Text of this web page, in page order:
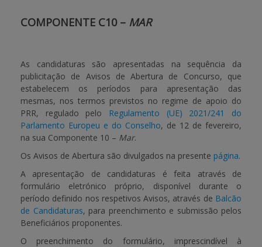
COMPONENTE C10 – MAR
As candidaturas são apresentadas na sequência da
publicitação de Avisos de Abertura de Concurso, que
estabelecem os períodos para apresentação das
mesmas, nos termos previstos no regime de apoio do
PRR, regulado pelo
Regulamento (UE) 2021/241 do
Parlamento Europeu e do Conselho, de 12 de fevereiro,
na sua Componente 10 – Mar.
Os Avisos de Abertura são divulgados na presente página.
A apresentação de candidaturas é feita através de
formulário eletrónico próprio, disponível durante o
período definido nos respetivos Avisos, através de Balcão
de Candidaturas, para preenchimento e submissão pelos
Beneficiários proponentes.
O preenchimento do formulário, imprescindível à